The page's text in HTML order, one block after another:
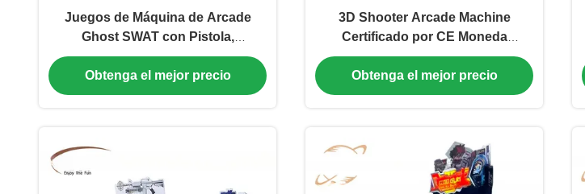
Juegos de Máquina de Arcade
Ghost SWAT con Pistola,
Experiencia Real, Operados con
Monedas, con Pantalla de 55
Pulgadas
Obtenga el mejor precio
3D Shooter Arcade Machine
Certificado por CE Moneda
divertida operada
Obtenga el mejor precio